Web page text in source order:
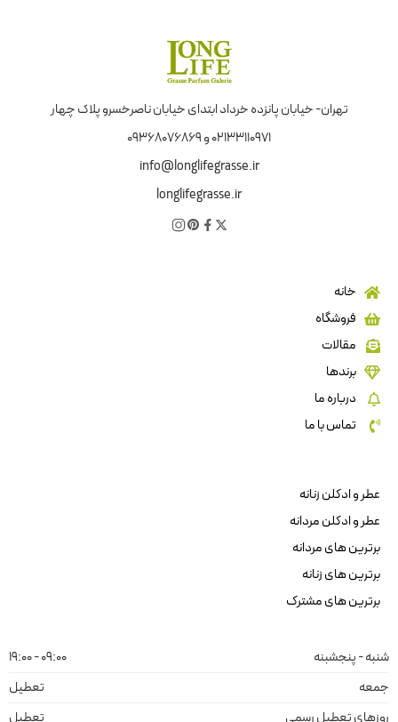
تهران- خیابان پانزده خرداد ابتدای خیابان ناصرخسرو پلاک چهار
02133110971 و 09368076869
info@longlifegrasse.ir
longlifegrasse.ir
خانه
فروشگاه
مقالات
برندها
درباره ما
تماس با ما
عطر و ادکلن زنانه
عطر و ادکلن مردانه
برترین های مردانه
برترین های زنانه
برترین های مشترک
شنبه - پنجشبنه
09:00 - 19:00
جمعه
تعطیل
روزهای تعطیل رسمی
تعطیل